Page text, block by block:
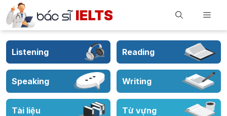
Skip
to
content
Listening Reading
Speaking Writing
Tài liệu Từ vựng